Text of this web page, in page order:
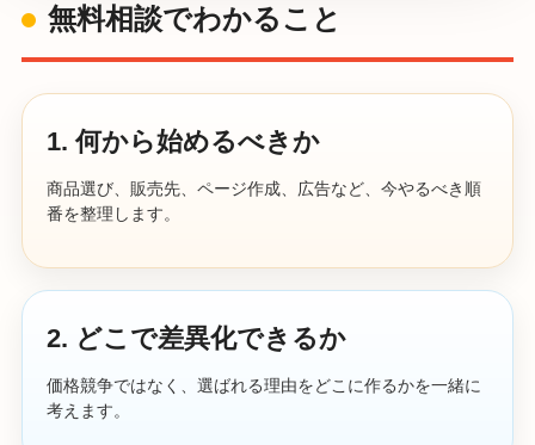
無料相談でわかること
1. 何から始めるべきか
商品選び、販売先、ページ作成、広告など、今やるべき順
番を整理します。
2. どこで差異化できるか
価格競争ではなく、選ばれる理由をどこに作るかを一緒に
考えます。